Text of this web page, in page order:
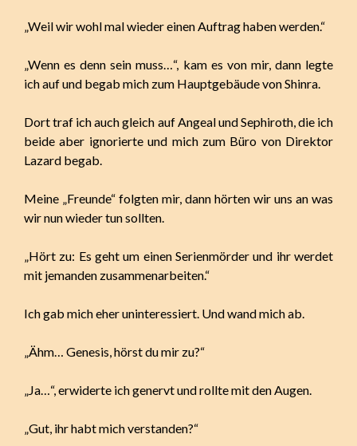
„Weil wir wohl mal wieder einen Auftrag haben werden.“
„Wenn es denn sein muss…“, kam es von mir, dann legte
ich auf und begab mich zum Hauptgebäude von Shinra.
Dort traf ich auch gleich auf Angeal und Sephiroth, die ich
beide aber ignorierte und mich zum Büro von Direktor
Lazard begab.
Meine „Freunde“ folgten mir, dann hörten wir uns an was
wir nun wieder tun sollten.
„Hört zu: Es geht um einen Serienmörder und ihr werdet
mit jemanden zusammenarbeiten.“
Ich gab mich eher uninteressiert. Und wand mich ab.
„Ähm… Genesis, hörst du mir zu?“
„Ja…“, erwiderte ich genervt und rollte mit den Augen.
„Gut, ihr habt mich verstanden?“